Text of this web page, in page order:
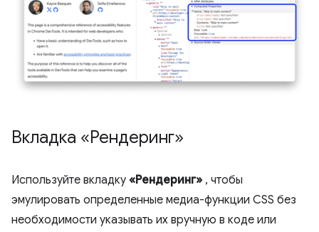
Вкладка «Рендеринг»
Используйте вкладку «Рендеринг» , чтобы
эмулировать определенные медиа-функции CSS без
необходимости указывать их вручную в коде или